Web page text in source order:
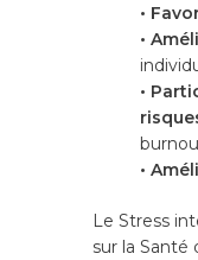
•
•
•
•
Le Stress
sur la Santé